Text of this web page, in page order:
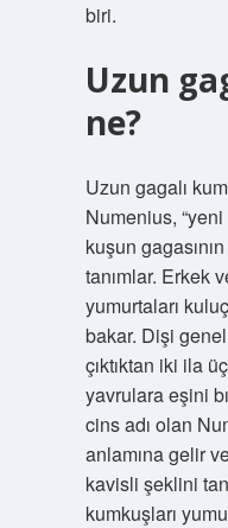
biri.
Uzun
ne?
Uzun gagalı
Numenius,
kuşun
tanımlar. Erkek
yumurtaları
bakar. Dişi
çıktıktan iki ila
yavrulara eşini
cins adı olan
anlamına gelir
kavisli şeklini
kumkuşları